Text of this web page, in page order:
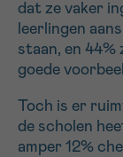
dat ze vaker
leerlingen
staan, en 44%
goede
Toch is er
de scholen
amper 12%